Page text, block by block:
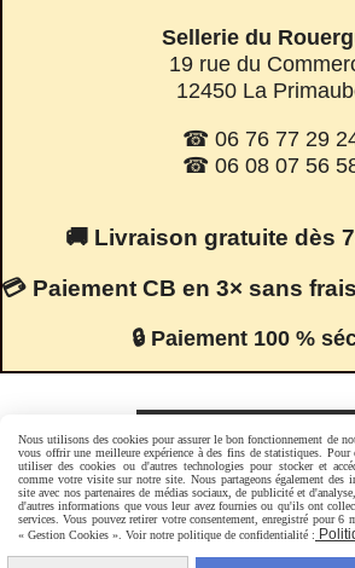
Sellerie du
19 rue du
12450 La
☎ 06 76 77 29
☎ 06 08 07 56
🚚 Livraison gratuite dès
💳 Paiement CB en 3× sans
🔒 Paiement 100 %
Facebook est désactivé.
Mentions Légales
Conditions
Politique de confidentialité
Gestion
Nous utilisons des cookies pour assurer le bon fonctionnement de
vous offrir une meilleure expérience à des fins de statistiques. Pour
utiliser des cookies ou d'autres technologies pour stocker et
comme votre visite sur notre site. Nous partageons également
site avec nos partenaires de médias sociaux, de publicité et
d'autres informations que vous leur avez fournies ou qu'ils ont
services. Vous pouvez retirer votre consentement, enregistré pour
« Gestion Cookies ». Voir notre politique de confidentialité :